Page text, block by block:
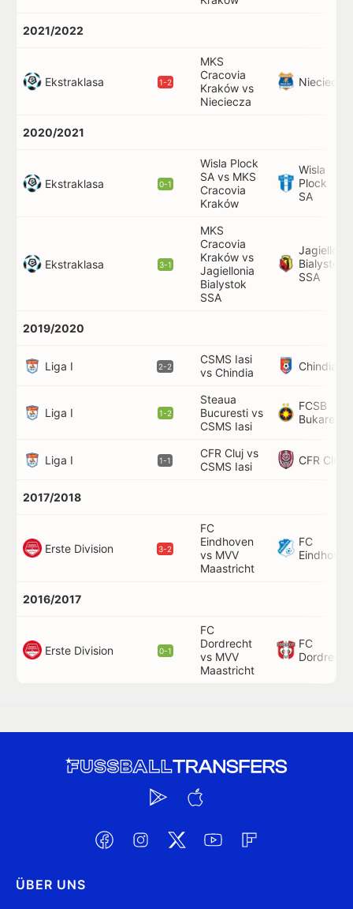
2021/2022
Ekstraklasa 1-2
MKS
Cracovia
Kraków vs
Nieciecza
Nieciecza
2020/2021
Ekstraklasa 0-1
Wisla Plock
SA vs MKS
Cracovia
Kraków
Wisla
Plock
SA
Ekstraklasa 3-1
MKS
Cracovia
Kraków vs
Jagiellonia
Bialystok
SSA
Jagiellonia
Bialystok
SSA
2019/2020
Liga I 2-2
CSMS Iasi
vs Chindia
Chindia
Liga I 1-2
Steaua
Bucuresti vs
CSMS Iasi
FCSB
Bukarest
Liga I 1-1
CFR Cluj vs
CSMS Iasi
CFR Cluj
2017/2018
Erste Division 3-2
FC
Eindhoven
vs MVV
Maastricht
FC
Eindhoven
2016/2017
Erste Division 0-1
FC
Dordrecht
vs MVV
Maastricht
FC
Dordrecht
ÜBER UNS